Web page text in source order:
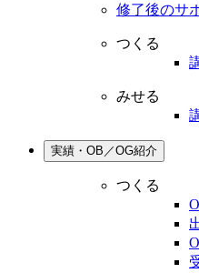
修了後のサ
つくる
みせる
実績・OB／OG紹介
つくる